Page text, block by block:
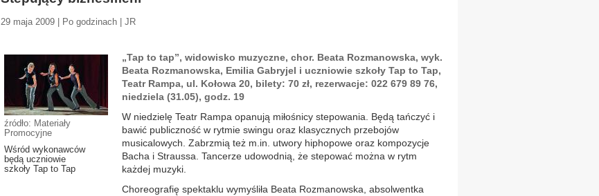
29 maja 2009 | Po godzinach | JR
źródło: Materiały
Promocyjne
Wśród wykonawców
będą uczniowie
szkoły Tap to Tap
„Tap to tap”, widowisko muzyczne, chor. Beata Rozmanowska, wyk.
Beata Rozmanowska, Emilia Gabryjel i uczniowie szkoły Tap to Tap,
Teatr Rampa, ul. Kołowa 20, bilety: 70 zł, rezerwacje: 022 679 89 76,
niedziela (31.05), godz. 19
W niedzielę Teatr Rampa opanują miłośnicy stepowania. Będą tańczyć i
bawić publiczność w rytmie swingu oraz klasycznych przebojów
musicalowych. Zabrzmią też m.in. utwory hiphopowe oraz kompozycje
Bacha i Straussa. Tancerze udowodnią, że stepować można w rytm
każdej muzyki.
Choreografię spektaklu wymyśliła Beata Rozmanowska, absolwentka